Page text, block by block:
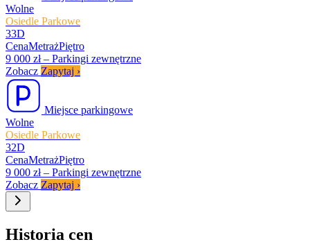
Wolne
Osiedle Parkowe
33D
CenaMetrażPiętro
9 000 zł – Parkingi zewnętrzne
Zobacz Zapytaj ›
Miejsce parkingowe
Wolne
Osiedle Parkowe
32D
CenaMetrażPiętro
9 000 zł – Parkingi zewnętrzne
Zobacz Zapytaj ›
Historia cen